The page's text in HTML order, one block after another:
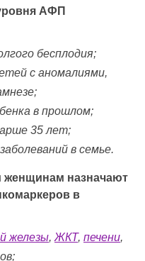
АФП
бесплодия;
с аномалиями,
в прошлом;
35 лет;
в семье.
назначают
в
железы, ЖКТ, печени,